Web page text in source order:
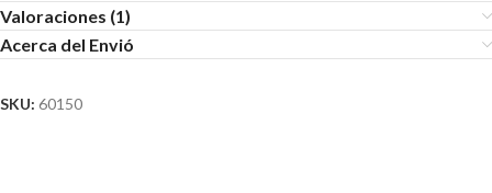
Valoraciones (1)
Acerca del Envió
SKU: 60150